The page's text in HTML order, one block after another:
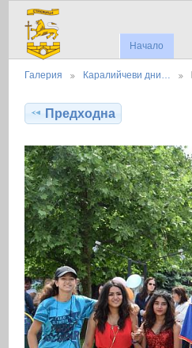
Начало
Галерия Каралийчеви дни…
Предходна